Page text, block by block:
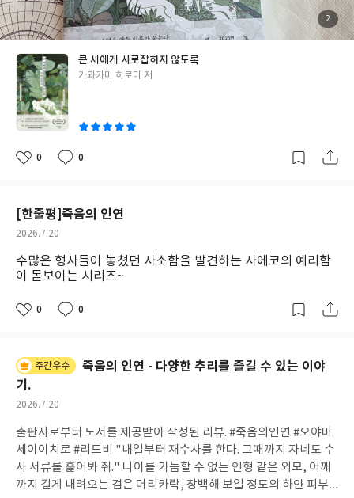
였다. 어째서 양심 없는 것들이 양심 있는 사람보다 오래 살아남는
걸까?이것조차도 인간사 아이러니지... 긴장감과 배신의 향연을 느
껴보고 싶은 분들에게 추천~ #마르소밀레르의소설 #마르소밀레르
#밝은세상
는 사랑하고, 미워하고, 싸워댔다.몇 번의 천지개벽이 있었지만 그
들은 늘 그런 식으로 사라졌다.인간에 대한 연민이 있는 인공지능은
자신의 클론을 복제해 인간계에 개입하며 인간을 평화롭게 유지하
려 했지만 매번 그것에서 벗어나는 인간이 있었고, 그들은 스스로
문명을 키워갔으며 스스로 멸망을 자초했다. 억만 년의 시간 속에서
그들의 흥망성쇠를 되풀이 바라보는 인공지능의 담담한 시선이 말
해주는 인간사는 나를 돌아보게 한다.이 거대한 이야기 앞에서 나라
철해지는 이야기였다. 그러나 얄궂기도 하지요. 당신들이 변하기 시
지요. 이 문장은 작가가 인간을 꿰뚫어 보는 시선이 담겨 있다.우리
는 변화를 꿈꾸지만 변화를 두려워한다.그리고 그것이 인류의 발전
은 허용하지 않는다.그 자리에 안주하고 싶어 하는 욕망이 그 모든
것의 발목을 잡아챈다. <유랑>에서 하나의 종을 아무렇지 않게 파
지는 지구에서 멸종시킨 짓이 생각난다.인간도 누군가에 의해 그렇
배척하거나 무시하고, 그에 대한 자신의 감정을 봉인하지요. 아무런
사전 지식 없이 읽어서 좋았던 작품이다.오롯이 이 이야기에 빠져들
수 있었기에 기억에 오래 남을 거 같다. 일본 작가의 작품인데 어딘
수도 있는 지구지만 이야기 자체엔 온기가 있다.아주 냉철하고 냉정
한 이야기임에도 온기가 스며있어서 읽는 내내 마음 한구석이 따뜻
해졌다.인류의 멸망을 눈으로 확인하는 중인데도 따뜻해지다니 신
가 할 노릇이다. 이 책을 햇빛이 드는 창가에서 읽었다.새삼 '종이 질
첨
부
된
사
2
큰 새에게 사로잡히지 않도록
글
가와카미 히로미 저
좋
0
댓
0
작
[한줄평]죽음의 인연
작
일
2026.7.20
수많은 형사들이 놓쳤던 사소함을 발견하는 사에코의 예리함
이 돋보이는 시리즈~
좋
0
댓
0
작
주간우수
죽음의 인연 - 다양한 추리를 즐길 수 있는 이야
기.
작
일
2026.7.20
출판사로부터 도서를 제공받아 작성된 리뷰. #죽음의인연 #오야마
세이이치로 #리드비 "내일부터 재수사를 한다. 그때까지 자네도 수
사 서류를 훑어봐 줘." 나이를 가늠할 수 없는 인형 같은 외모, 어깨
까지 길게 내려오는 검은 머리카락, 창백해 보일 정도의 하얀 피부,